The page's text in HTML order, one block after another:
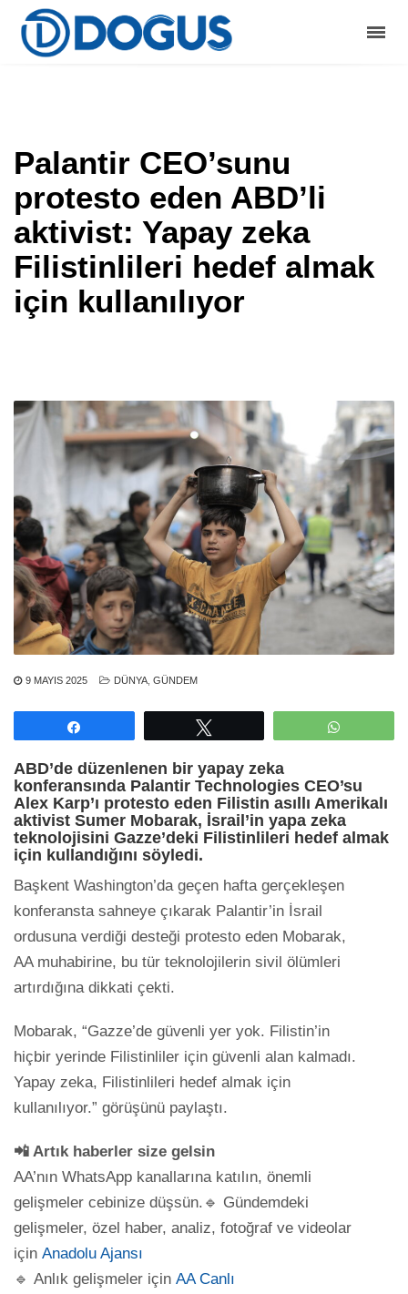
Palantir CEO’sunu
protesto eden ABD’li
aktivist: Yapay zeka
Filistinlileri hedef almak
için kullanılıyor
9 MAYIS 2025 DÜNYA GÜNDEM
ABD’de düzenlenen bir yapay zeka
konferansında Palantir Technologies CEO’su
Alex Karp’ı protesto eden Filistin asıllı Amerikalı
aktivist Sumer Mobarak, İsrail’in yapa zeka
teknolojisini Gazze’deki Filistinlileri hedef almak
için kullandığını söyledi.
Başkent Washington’da geçen hafta gerçekleşen
konferansta sahneye çıkarak Palantir’in İsrail
ordusuna verdiği desteği protesto eden Mobarak,
AA muhabirine, bu tür teknolojilerin sivil ölümleri
artırdığına dikkati çekti.
Mobarak, “Gazze’de güvenli yer yok. Filistin’in
hiçbir yerinde Filistinliler için güvenli alan kalmadı.
Yapay zeka, Filistinlileri hedef almak için
kullanılıyor.” görüşünü paylaştı.
📲 Artık haberler size gelsin
AA’nın WhatsApp kanallarına katılın, önemli
gelişmeler cebinize düşsün.🔹 Gündemdeki
gelişmeler, özel haber, analiz, fotoğraf ve videolar
için Anadolu Ajansı
🔹 Anlık gelişmeler için AA Canlı